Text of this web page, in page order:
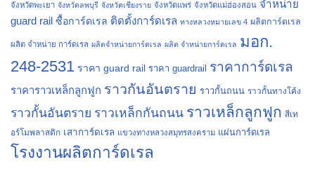
จังหวัดพะเยา จังหวัดลพบุรี จังหวัดเชียงราย จังหวัดแพร่ จังหวัดแม่ฮ่องสอน จำหน่าย
guard rail ซื้อการ์ดเรล ติดตั้งการ์ดเรล ทางหลวงหมายเลข 4 ผลิตการ์ดเรล
ผลิต จำหน่าย การ์ดเรล ผลิตจำหน่ายการ์ดเรล ผลิต จำหน่ายการ์ดเรล มอก.
248-2531 ราคา guard rail ราคา guardrail ราคาการ์ดเรล
ราคาราวเหล็กลูกฟูก ราวกันอันตราย ราวกั้นถนน ราวกั้นทางโค้ง
ราวกั้นอันตราย ราวเหล็กกันถนน ราวเหล็กลูกฟูก สีเท
อร์โมพลาสติก เสาการ์ดเรล แขวงทางหลวงสมุทรสงคราม แผ่นการ์ดเรล
โรงงานผลิตการ์ดเรล